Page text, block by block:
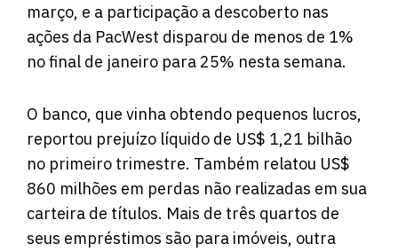
março, e a participação a descoberto nas
ações da PacWest disparou de menos de 1%
no final de janeiro para 25% nesta semana.
O banco, que vinha obtendo pequenos lucros,
reportou prejuízo líquido de US$ 1,21 bilhão
no primeiro trimestre. Também relatou US$
860 milhões em perdas não realizadas em sua
carteira de títulos. Mais de três quartos de
seus empréstimos são para imóveis, outra